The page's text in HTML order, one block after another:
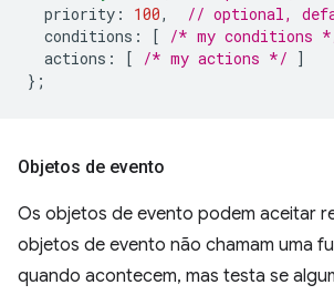
priority : 100,
// optional,
conditions : [ /* my conditions
actions : [ /* my actions */ ]
};
Objetos de evento
Os objetos de evento podem aceitar
objetos de evento não chamam uma
quando acontecem, mas testa se